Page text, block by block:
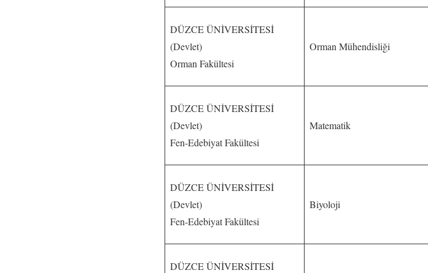
DÜZCE ÜNİVERSİTESİ
(Devlet)
Orman Fakültesi
Orman Mühendisliği
DÜZCE ÜNİVERSİTESİ
(Devlet)
Fen-Edebiyat Fakültesi
Matematik
DÜZCE ÜNİVERSİTESİ
(Devlet)
Fen-Edebiyat Fakültesi
Biyoloji
DÜZCE ÜNİVERSİTESİ